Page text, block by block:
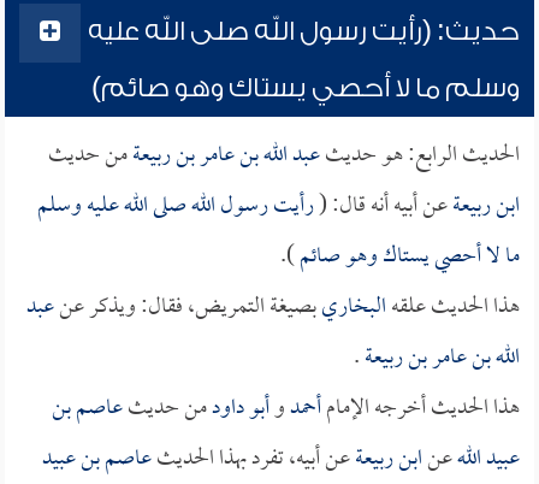
حديث: (رأيت رسول الله صلى الله عليه
وسلم ما لا أحصي يستاك وهو صائم)
الحديث الرابع: هو حديثعبد الله بن عامر بن ربيعةمن حديث
ابن ربيعةعن أبيه أنه قال: (رأيت رسول الله صلى الله عليه وسلم
ما لا أحصي يستاك وهو صائم).
هذا الحديث علقهالبخاريبصيغة التمريض، فقال: ويذكر عنعبد
الله بن عامر بن ربيعة.
هذا الحديث أخرجه الإمامأحمدوأبو داودمن حديثعاصم بن
عبيد اللهعنابن ربيعةعن أبيه، تفرد بهذا الحديثعاصم بن عبيد